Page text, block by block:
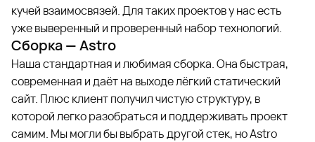
кучей взаимосвязей. Для таких проектов у нас есть
уже выверенный и проверенный набор технологий.
Сборка — Astro
Наша стандартная и любимая сборка. Она быстрая,
современная и даёт на выходе лёгкий статический
сайт. Плюс клиент получил чистую структуру, в
которой легко разобраться и поддерживать проект
самим. Мы могли бы выбрать другой стек, но Astro